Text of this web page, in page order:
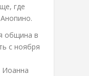
где
община в
с ноября
Иоанна